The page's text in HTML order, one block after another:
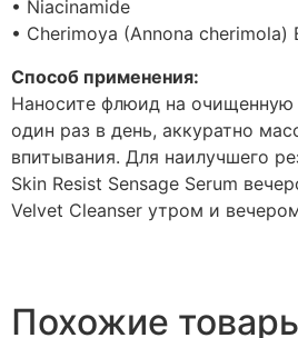
• Niacinamide
• Cherimoya (Annona cherimola)
Способ применения:
Наносите флюид на
один раз в день, аккуратно
впитывания. Для наилучшего
Skin Resist Sensage Serum
Velvet Cleanser утром и
Похожие